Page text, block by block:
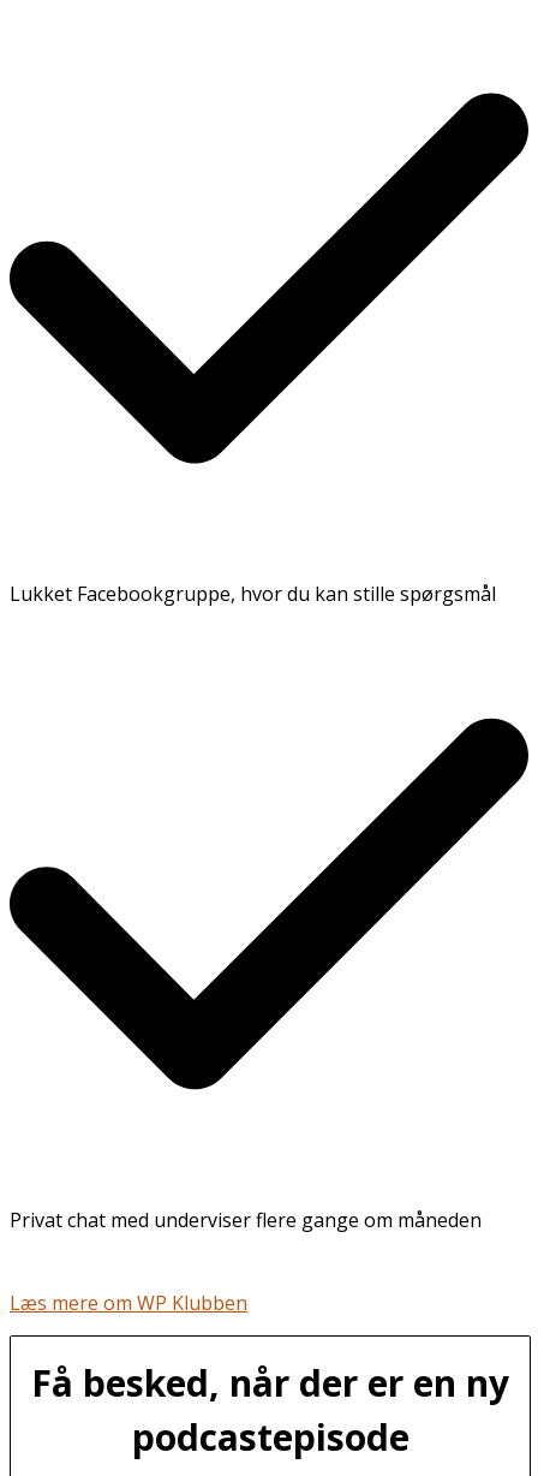
Lukket Facebookgruppe, hvor du kan stille spørgsmål
Privat chat med underviser flere gange om måneden
Læs mere om WP Klubben
Få besked, når der er en ny
podcastepisode